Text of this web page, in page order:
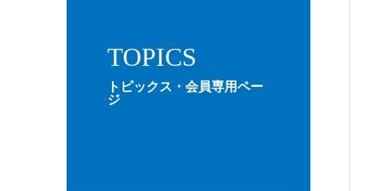
TOPICS
トピックス・会員専用ペー
ジ